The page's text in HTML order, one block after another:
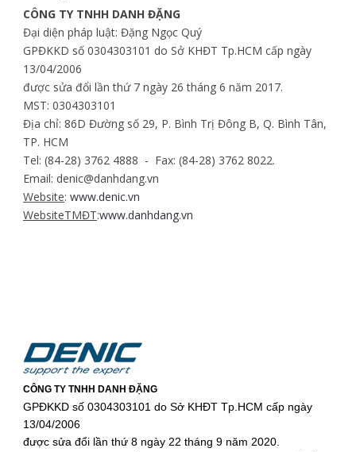
CÔNG TY TNHH DANH ĐẶNG
Đại diện pháp luật: Đặng Ngọc Quý
GPĐKKD số 0304303101 do Sở KHĐT Tp.HCM cấp ngày
13/04/2006
được sửa đổi lần thứ 7 ngày 26 tháng 6 năm 2017.
MST: 0304303101
Địa chỉ: 86D Đường số 29, P. Bình Trị Đông B, Q. Bình Tân,
TP. HCM
Tel: (84-28) 3762 4888 - Fax: (84-28) 3762 8022.
Email: denic@danhdang.vn
Website: www.denic.vn
WebsiteTMĐT:www.danhdang.vn
CÔNG TY TNHH DANH ĐẶNG
GPĐKKD số 0304303101 do Sở KHĐT Tp.HCM cấp ngày
13/04/2006
được sửa đổi lần thứ 8 ngày 22 tháng 9 năm 2020.